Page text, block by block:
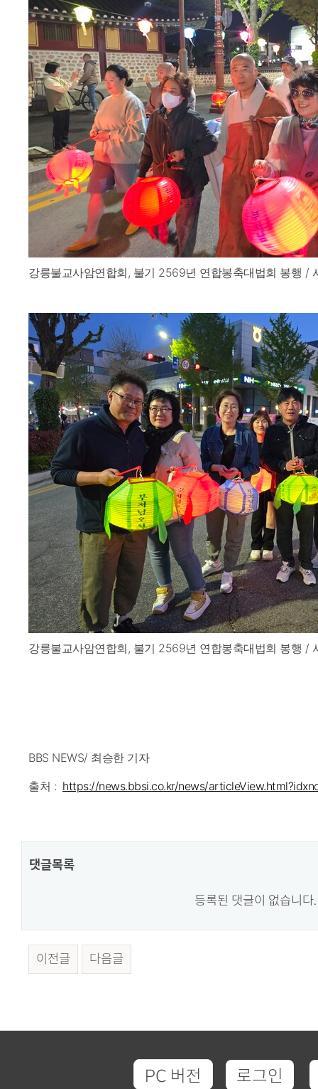
강릉불교사암연합회, 불기 2569년 연합봉축대법회 봉행 /
강릉불교사암연합회, 불기 2569년 연합봉축대법회 봉행 /
BBS NEWS/ 최승한 기자
출처 : https://news.bbsi.co.kr/news/
댓글목록
등록된 댓글이 없습니다.
이전글 다음글
PC 버전 로그인